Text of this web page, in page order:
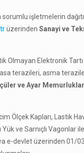
işletmelerin
üzerindenSanayi ve
Olmayan Elektronik
terazileri, asma
ve Ayar
Ölçek Kapları, Lastik
ve Sarnıçlı Vagonlar
e-devlet üzerinden 01/